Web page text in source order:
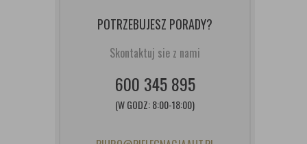
POTRZEBUJESZ PORADY?
Skontaktuj sie z nami
600 345 895
(W GODZ: 8:00-18:00)